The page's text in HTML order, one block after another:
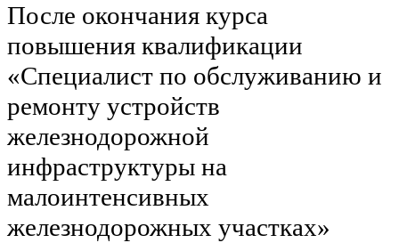
После окончания курса
повышения квалификации
«Специалист по обслуживанию и
ремонту устройств
железнодорожной
инфраструктуры на
малоинтенсивных
железнодорожных участках»